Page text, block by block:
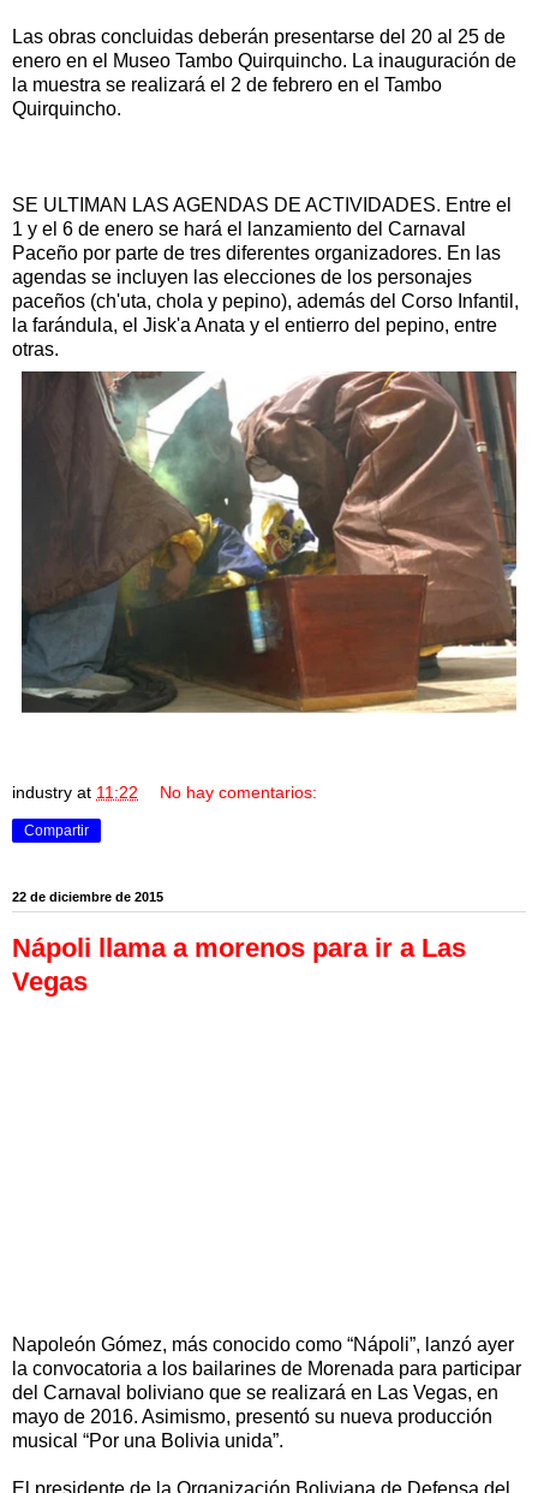
Las obras concluidas deberán presentarse del 20 al 25 de
enero en el Museo Tambo Quirquincho. La inauguración de
la muestra se realizará el 2 de febrero en el Tambo
Quirquincho.
SE ULTIMAN LAS AGENDAS DE ACTIVIDADES. Entre el
1 y el 6 de enero se hará el lanzamiento del Carnaval
Paceño por parte de tres diferentes organizadores. En las
agendas se incluyen las elecciones de los personajes
paceños (ch'uta, chola y pepino), además del Corso Infantil,
la farándula, el Jisk'a Anata y el entierro del pepino, entre
otras.
industry at 11:22 No hay comentarios:
Compartir
22 de diciembre de 2015
Nápoli llama a morenos para ir a Las
Vegas
Napoleón Gómez, más conocido como “Nápoli”, lanzó ayer
la convocatoria a los bailarines de Morenada para participar
del Carnaval boliviano que se realizará en Las Vegas, en
mayo de 2016. Asimismo, presentó su nueva producción
musical “Por una Bolivia unida”.
El presidente de la Organización Boliviana de Defensa del